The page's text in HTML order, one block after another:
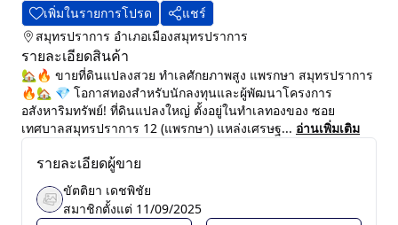
เพิ่มในรายการโปรด
แชร์
สมุทรปราการ อำเภอเมืองสมุทรปราการ
รายละเอียดสินค้า
🏡🔥 ขายที่ดินแปลงสวย ทำเลศักยภาพสูง แพรกษา สมุทรปราการ
🔥🏡 💎 โอกาสทองสำหรับนักลงทุนและผู้พัฒนาโครงการ
อสังหาริมทรัพย์! ที่ดินแปลงใหญ่ ตั้งอยู่ในทำเลทองของ ซอย
เทศบาลสมุทรปราการ 12 (แพรกษา) แหล่งเศรษฐ... อ่านเพิ่มเติม
รายละเอียดผู้ขาย
ขัตติยา เดชพิชัย
สมาชิกตั้งแต่ 11/09/2025